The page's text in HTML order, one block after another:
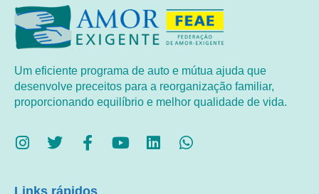
Um eficiente programa de auto e mútua ajuda que
desenvolve preceitos para a reorganização familiar,
proporcionando equilíbrio e melhor qualidade de vida.
Links rápidos